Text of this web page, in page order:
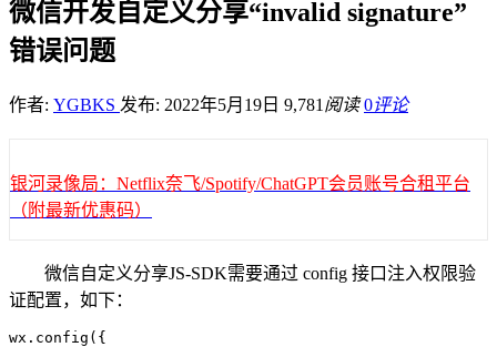
微信开发自定义分享“invalid signature”
错误问题
作者: YGBKS 发布: 2022年5月19日 9,781 阅读 0评论
银河录像局：Netflix奈飞/Spotify/ChatGPT会员账号合租平台
（附最新优惠码）
微信自定义分享JS-SDK需要通过 config 接口注入权限验
证配置，如下：
wx.config({